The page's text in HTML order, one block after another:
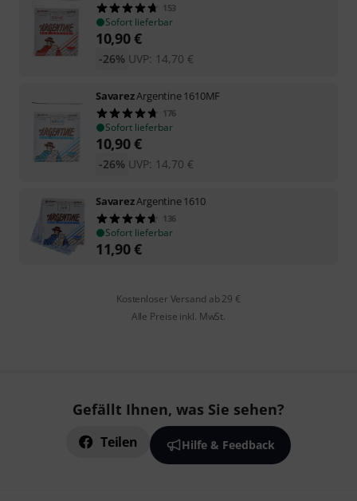
153
Sofort lieferbar
10,90€
UVP: 14,70 €
-26%
SavarezArgentine 1610MF
176
Sofort lieferbar
10,90€
UVP: 14,70 €
-26%
SavarezArgentine 1610
136
Sofort lieferbar
11,90€
Kostenloser Versand ab 29 €
Alle Preise inkl. MwSt.
Gefällt Ihnen, was Sie sehen?
Teilen Hilfe & Feedback